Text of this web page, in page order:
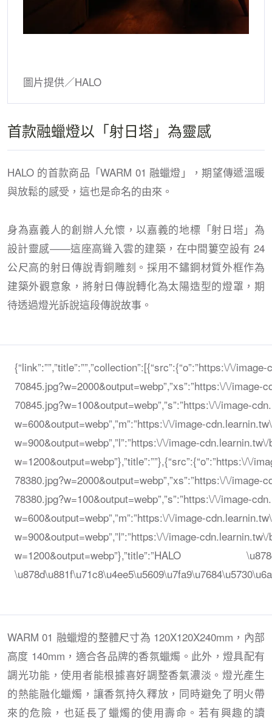
圖片提供／HALO
首款融蠟燈以「射日塔」為靈感
HALO 的首款商品「WARM 01 融蠟燈」，期望傳遞溫暖
與放鬆的感受，這也是命名的由來。
身為嘉義人的創辦人允懷，以嘉義的地標「射日塔」為
設計靈感——這座高聳入雲的建築，在中間簍空設有 24
公尺高的射日傳說青銅雕刻。採用不鏽鋼材質外框作為
建築外觀意象，將射日傳說轉化為太陽造型的燈罩，期
待透過燈光訴說這段傳說故事。
{“link”:””,”title”:””,”collection”:[{“src”:{“o”:”https:\/\/
70845.jpg?w=2000&output=webp”,”xs”:”https:\/\/
70845.jpg?w=100&output=webp”,”s”:”https:\/\/image-
w=600&output=webp”,”m”:”https:\/\/image-
w=900&output=webp”,”l”:”https:\/\/image-
w=1200&output=webp”},”title”:””},{“src”:{“o”:”https:\/
78380.jpg?w=2000&output=webp”,”xs”:”https:\/\/
78380.jpg?w=100&output=webp”,”s”:”https:\/\/image-
w=600&output=webp”,”m”:”https:\/\/image-
w=900&output=webp”,”l”:”https:\/\/image-
w=1200&output=webp”},”title”:”HALO
WARM 01 融蠟燈的整體尺寸為 120X120X240mm，內部
高度 140mm，適合各品牌的香氛蠟燭。此外，燈具配有
調光功能，使用者能根據喜好調整香氣濃淡。燈光產生
的熱能融化蠟燭，讓香氛持久釋放，同時避免了明火帶
來的危險，也延長了蠟燭的使用壽命。若有興趣的讀